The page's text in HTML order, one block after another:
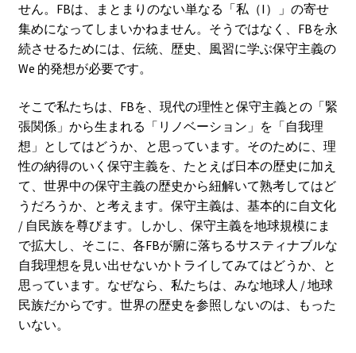
せん。FBは、まとまりのない単なる「私（I）」の寄せ
集めになってしまいかねません。そうではなく、FBを永
続させるためには、伝統、歴史、風習に学ぶ保守主義の
We 的発想が必要です。
そこで私たちは、FBを、現代の理性と保守主義との「緊
張関係」から生まれる「リノベーション」を「自我理
想」としてはどうか、と思っています。そのために、理
性の納得のいく保守主義を、たとえば日本の歴史に加え
て、世界中の保守主義の歴史から紐解いて熟考してはど
うだろうか、と考えます。保守主義は、基本的に自文化
/ 自民族を尊びます。しかし、保守主義を地球規模にま
で拡大し、そこに、各FBが腑に落ちるサスティナブルな
自我理想を見い出せないかトライしてみてはどうか、と
思っています。なぜなら、私たちは、みな地球人 / 地球
民族だからです。世界の歴史を参照しないのは、もった
いない。